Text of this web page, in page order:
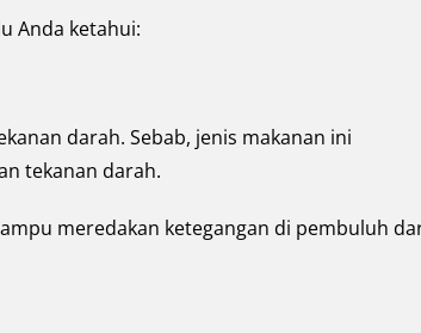
Anda ketahui:
darah. Sebab, jenis makanan ini
tekanan darah.
meredakan ketegangan di pembuluh